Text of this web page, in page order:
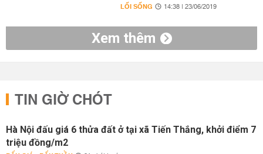
LỐI SỐNG 14:38 | 23/06/2019
Xem thêm
TIN GIỜ CHÓT
Hà Nội đấu giá 6 thửa đất ở tại xã Tiến Thắng, khởi điểm 7
triệu đồng/m2